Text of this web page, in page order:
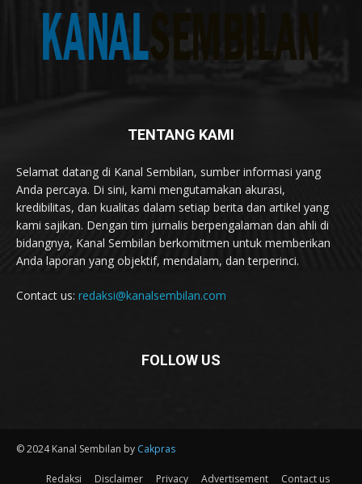
TENTANG KAMI
Selamat datang di Kanal Sembilan, sumber informasi yang
Anda percaya. Di sini, kami mengutamakan akurasi,
kredibilitas, dan kualitas dalam setiap berita dan artikel yang
kami sajikan. Dengan tim jurnalis berpengalaman dan ahli di
bidangnya, Kanal Sembilan berkomitmen untuk memberikan
Anda laporan yang objektif, mendalam, dan terperinci.
Contact us: redaksi@kanalsembilan.com
FOLLOW US
© 2024 Kanal Sembilan by Cakpras
Redaksi Disclaimer Privacy Advertisement Contact us